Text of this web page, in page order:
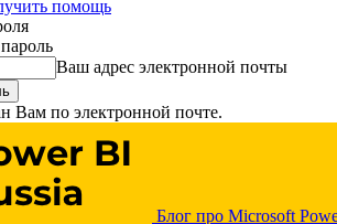
помощь
Ваш адрес электронной почты
Вам по электронной почте.
Блог про Microsoft